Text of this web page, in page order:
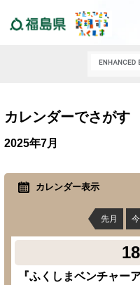
カレンダーでさがす
2025年7月
カレンダー表示
先月
18
『ふくしまベンチャー